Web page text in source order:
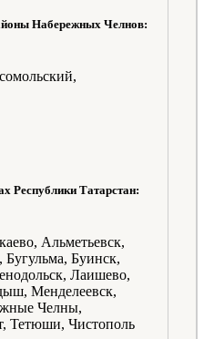
Набережных Челнов:
Республики Татарстан:
Альметьевск,
Буинск,
Лаишево,
Менделеевск,
Челны,
Тетюши, Чистополь